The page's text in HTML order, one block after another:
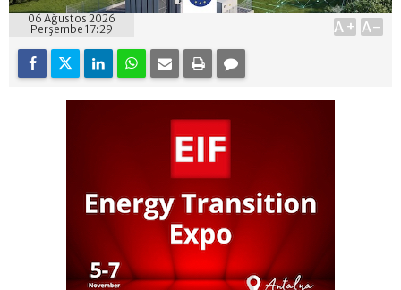
06 Ağustos 2026
Perşembe 17:29
A+ A-